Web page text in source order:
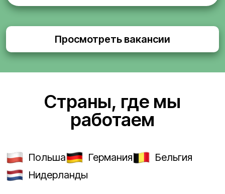
Просмотреть вакансии
Страны, где мы
работаем
Польша Германия
Бельгия
Нидерланды